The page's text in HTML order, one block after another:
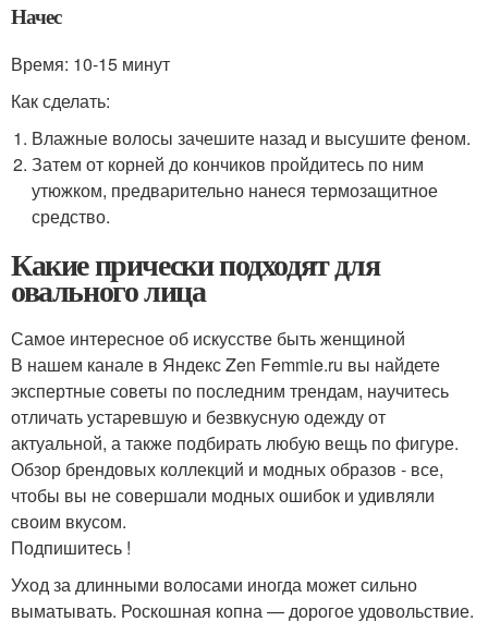
Начес
Время: 10-15 минут
Как сделать:
Влажные волосы зачешите назад и высушите феном.
Затем от корней до кончиков пройдитесь по ним
утюжком, предварительно нанеся термозащитное
средство.
Какие прически подходят для
овального лица
Самое интересное об искусстве быть женщиной
В нашем канале в Яндекс Zen Femmie.ru вы найдете
экспертные советы по последним трендам, научитесь
отличать устаревшую и безвкусную одежду от
актуальной, а также подбирать любую вещь по фигуре.
Обзор брендовых коллекций и модных образов - все,
чтобы вы не совершали модных ошибок и удивляли
своим вкусом.
Подпишитесь !
Уход за длинными волосами иногда может сильно
выматывать. Роскошная копна — дорогое удовольствие.